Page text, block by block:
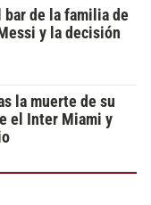
bar de la familia de
y la decisión
la muerte de su
el Inter Miami y